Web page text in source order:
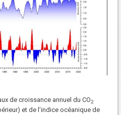
de croissance annuel du CO2
et de l’indice océanique de